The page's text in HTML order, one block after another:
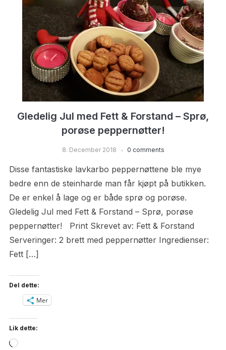
Gledelig Jul med Fett & Forstand – Sprø,
porøse peppernøtter!
8. December 2018 0 comments
Disse fantastiske lavkarbo peppernøttene ble mye
bedre enn de steinharde man får kjøpt på butikken.
De er enkel å lage og er både sprø og porøse.
Gledelig Jul med Fett & Forstand – Sprø, porøse
peppernøtter! Print Skrevet av: Fett & Forstand
Serveringer: 2 brett med peppernøtter Ingredienser:
Fett […]
Del dette:
Mer
Lik dette:
Loading…